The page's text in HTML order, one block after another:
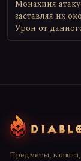
Монахиня
заставляя их
Урон от
Предметы,